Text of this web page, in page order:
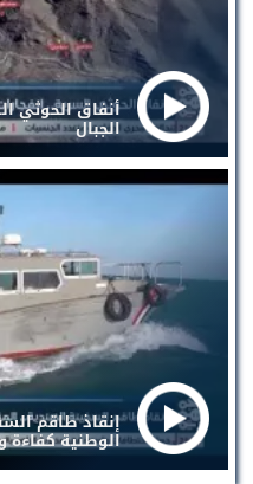
أنفاق الحوثي
الجبال
إنقاذ طاقم
الوطنية كفاءة